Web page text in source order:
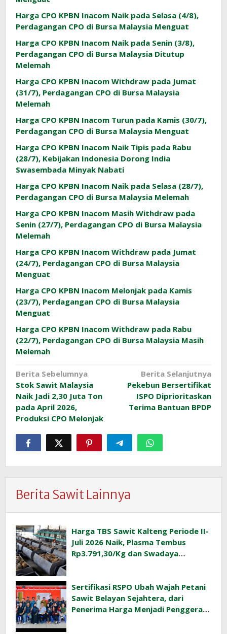
Harga CPO KPBN Inacom Naik pada Selasa (4/8),
Perdagangan CPO di Bursa Malaysia Menguat
Harga CPO KPBN Inacom Naik pada Senin (3/8),
Perdagangan CPO di Bursa Malaysia Ditutup
Melemah
Harga CPO KPBN Inacom Withdraw pada Jumat
(31/7), Perdagangan CPO di Bursa Malaysia
Melemah
Harga CPO KPBN Inacom Turun pada Kamis (30/7),
Perdagangan CPO di Bursa Malaysia Menguat
Harga CPO KPBN Inacom Naik Tipis pada Rabu
(28/7), Kebijakan Indonesia Dorong India
Swasembada Minyak Nabati
Harga CPO KPBN Inacom Naik pada Selasa (28/7),
Perdagangan CPO di Bursa Malaysia Melemah
Harga CPO KPBN Inacom Masih Withdraw pada
Senin (27/7), Perdagangan CPO di Bursa Malaysia
Melemah
Harga CPO KPBN Inacom Withdraw pada Jumat
(24/7), Perdagangan CPO di Bursa Malaysia
Menguat
Harga CPO KPBN Inacom Melonjak pada Kamis
(23/7), Perdagangan CPO di Bursa Malaysia
Menguat
Harga CPO KPBN Inacom Withdraw pada Rabu
(22/7), Perdagangan CPO di Bursa Malaysia Masih
Melemah
Navigasi
pos
Berita Sebelumnya
Stok Sawit Malaysia
Naik Jadi 2,30 Juta Ton
pada April 2026,
Produksi CPO Melonjak
Berita Selanjutnya
Pekebun Bersertifikat
ISPO Diprioritaskan
Terima Bantuan BPDP
Berita Sawit Lainnya
Harga TBS Sawit Kalteng Periode II-
Juli 2026 Naik, Plasma Tembus
Rp3.791,30/Kg dan Swadaya
Sertifikasi RSPO Ubah Wajah Petani
Sawit Belayan Sejahtera, dari
Penerima Harga Menjadi Penggerak